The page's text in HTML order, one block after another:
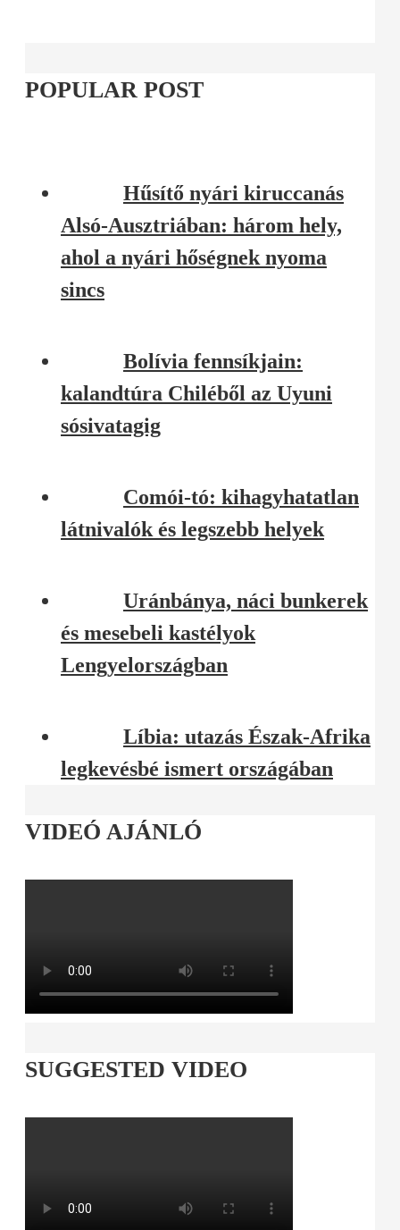
POPULAR POST
Hűsítő nyári kiruccanás
Alsó-Ausztriában: három hely,
ahol a nyári hőségnek nyoma
sincs
Bolívia fennsíkjain:
kalandtúra Chiléből az Uyuni
sósivatagig
Comói-tó: kihagyhatatlan
látnivalók és legszebb helyek
Uránbánya, náci bunkerek
és mesebeli kastélyok
Lengyelországban
Líbia: utazás Észak-Afrika
legkevésbé ismert országában
VIDEÓ AJÁNLÓ
SUGGESTED VIDEO